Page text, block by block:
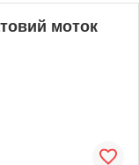
моток